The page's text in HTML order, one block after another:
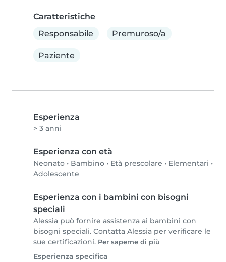
Caratteristiche
Responsabile
Premuroso/a
Paziente
Esperienza
> 3 anni
Esperienza con età
Neonato • Bambino • Età prescolare • Elementari •
Adolescente
Esperienza con i bambini con bisogni
speciali
Alessia può fornire assistenza ai bambini con
bisogni speciali. Contatta Alessia per verificare le
sue certificazioni. Per saperne di più
Esperienza specifica